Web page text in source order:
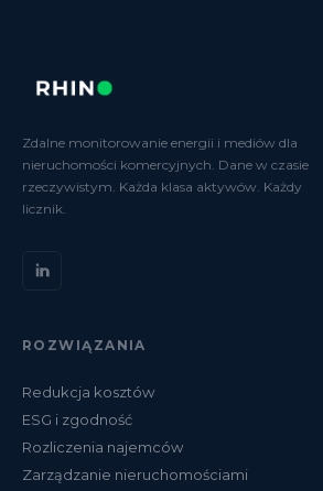
Zdalne monitorowanie energii i mediów dla
nieruchomości komercyjnych. Dane w czasie
rzeczywistym. Każda klasa aktywów. Każdy
licznik.
ROZWIĄZANIA
Redukcja kosztów
ESG i zgodność
Rozliczenia najemców
Zarządzanie nieruchomościami